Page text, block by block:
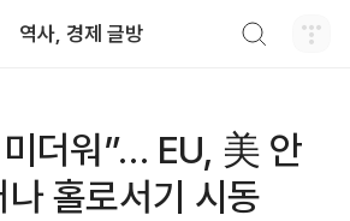
역사, 경제 글방
더워”… EU, 美 안
홀로서기 시동